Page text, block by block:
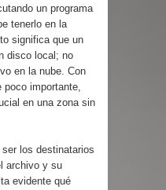
un programa
tenerlo en la
significa que un
disco local; no
en la nube. Con
poco importante,
en una zona sin
los destinatarios
archivo y su
evidente qué